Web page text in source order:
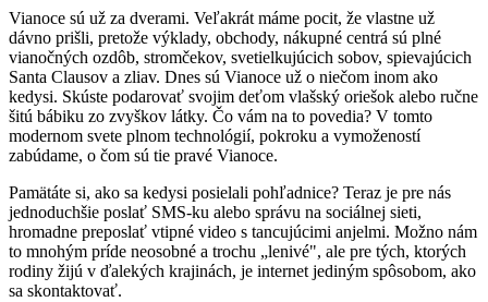
Vianoce sú už za dverami. Veľakrát máme pocit, že vlastne už
dávno prišli, pretože výklady, obchody, nákupné centrá sú plné
vianočných ozdôb, stromčekov, svetielkujúcich sobov, spievajúcich
Santa Clausov a zliav. Dnes sú Vianoce už o niečom inom ako
kedysi. Skúste podarovať svojim deťom vlašský oriešok alebo ručne
šitú bábiku zo zvyškov látky. Čo vám na to povedia? V tomto
modernom svete plnom technológií, pokroku a vymožeností
zabúdame, o čom sú tie pravé Vianoce.
Pamätáte si, ako sa kedysi posielali pohľadnice? Teraz je pre nás
jednoduchšie poslať SMS-ku alebo správu na sociálnej sieti,
hromadne preposlať vtipné video s tancujúcimi anjelmi. Možno nám
to mnohým príde neosobné a trochu „lenivé", ale pre tých, ktorých
rodiny žijú v ďalekých krajinách, je internet jediným spôsobom, ako
sa skontaktovať.